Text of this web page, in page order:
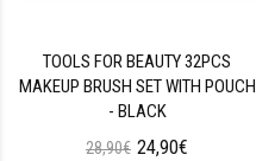
TOOLS FOR BEAUTY 32PCS
MAKEUP BRUSH SET WITH POUCH
- BLACK
28,90€ 24,90€